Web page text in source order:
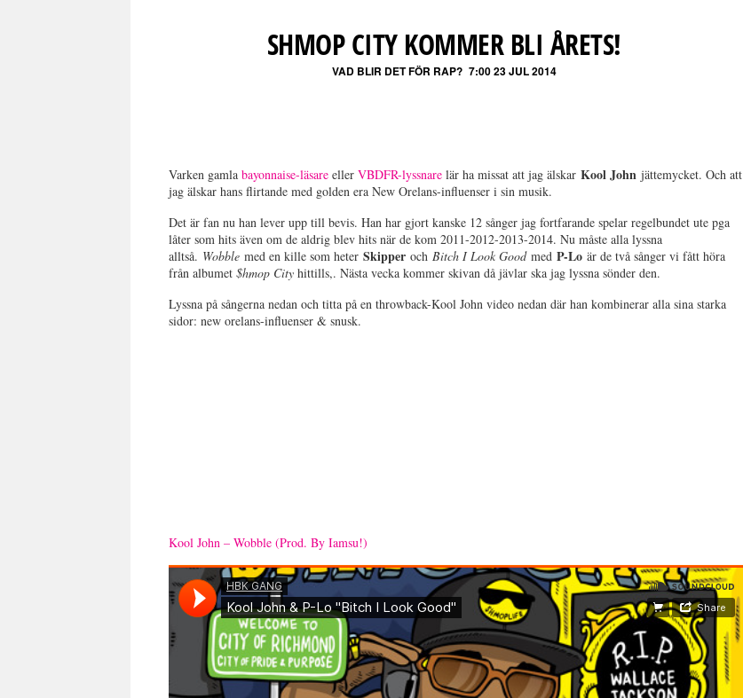
SHMOP CITY KOMMER BLI ÅRETS!
VAD BLIR DET FÖR RAP? 7:00 23 JUL 2014
Varken gamlabayonnaise-läsare ellerVBDFR-lyssnare lär ha missat att jag älskarKool Johnjättemycket. Och att
jag älskar hans flirtande med golden era New Orelans-influenser i sin musik.
Det är fan nu han lever upp till bevis. Han har gjort kanske 12 sånger jag fortfarande spelar regelbundet ute pga
låter som hits även om de aldrig blev hits när de kom 2011-2012-2013-2014. Nu måste alla lyssna
alltså. Wobblemed en kille som heterSkipperoch Bitch I Look GoodmedP-Loär de två sånger vi fått höra
från albumet$hmop City hittills,. Nästa vecka kommer skivan då jävlar ska jag lyssna sönder den.
Lyssna på sångerna nedan och titta på en throwback-Kool John video nedan där han kombinerar alla sina starka
sidor: new orelans-influenser & snusk.
Kool John – Wobble (Prod. By Iamsu!)